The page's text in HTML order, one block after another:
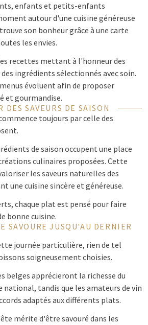
enfants et petits-enfants
autour d'une cuisine généreuse
son bonheur grâce à une carte
les envies.
recettes mettant à l'honneur des
ingrédients sélectionnés avec soin.
évoluent afin de proposer
et gourmandise.
DES SAVEURS DE SAISON
toujours par celle des
de saison occupent une place
culinaires proposées. Cette
les saveurs naturelles des
une cuisine sincère et généreuse.
chaque plat est pensé pour faire
bonne cuisine.
SAVOURE JUSQU'AU DERNIER
journée particulière, rien de tel
soigneusement choisies.
belges apprécieront la richesse du
tandis que les amateurs de vin
adaptés aux différents plats.
mérite d'être savouré dans les